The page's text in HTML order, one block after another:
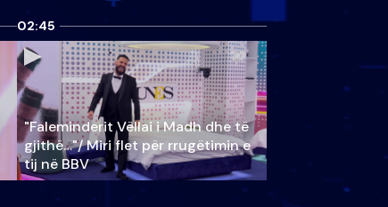
02:45
"Faleminderit Vëllai i Madh dhe të
gjithë…"/ Miri flet për rrugëtimin e
tij në BBV